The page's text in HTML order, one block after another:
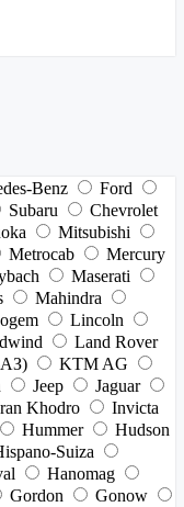
Benz
Ford
Subaru
Chevrolet
Mitsubishi
Metrocab
Mercury
Maserati
Mahindra
Lincoln
Land Rover
KTM AG
Jeep
Jaguar
Khodro
Invicta
Hummer
Hudson
Suiza
Hanomag
Gordon
Gonow